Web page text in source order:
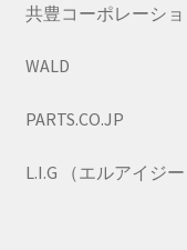
共豊コーポレーシ
WALD
PARTS.CO.JP
L.I.G （エルアイジー